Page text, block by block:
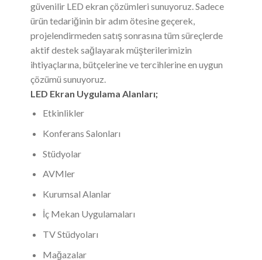
güvenilir LED ekran çözümleri sunuyoruz. Sadece
ürün tedariğinin bir adım ötesine geçerek,
projelendirmeden satış sonrasına tüm süreçlerde
aktif destek sağlayarak müşterilerimizin
ihtiyaçlarına, bütçelerine ve tercihlerine en uygun
çözümü sunuyoruz.
LED Ekran Uygulama Alanları;
Etkinlikler
Konferans Salonları
Stüdyolar
AVMler
Kurumsal Alanlar
İç Mekan Uygulamaları
TV Stüdyoları
Mağazalar